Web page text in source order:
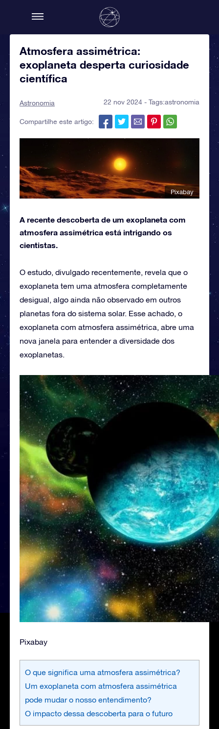
Atmosfera assimétrica:
exoplaneta desperta curiosidade
científica
Astronomia 22 nov 2024 - Tags:astronomia
Compartilhe este artigo:
Pixabay
A recente descoberta de um exoplaneta com
atmosfera assimétrica está intrigando os
cientistas.
O estudo, divulgado recentemente, revela que o
exoplaneta tem uma atmosfera completamente
desigual, algo ainda não observado em outros
planetas fora do sistema solar. Esse achado, o
exoplaneta com atmosfera assimétrica, abre uma
nova janela para entender a diversidade dos
exoplanetas.
Pixabay
O que significa uma atmosfera assimétrica?
Um exoplaneta com atmosfera assimétrica
pode mudar o nosso entendimento?
O impacto dessa descoberta para o futuro